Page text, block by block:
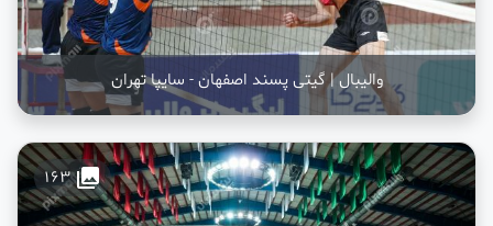
والیبال | گیتی پسند اصفهان - سایپا تهران
collections
163